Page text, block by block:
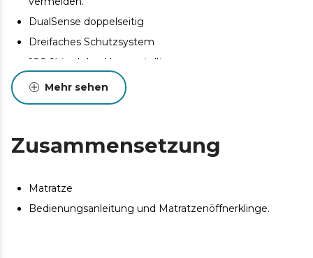
DualSense doppelseitig
Dreifaches Schutzsystem
100 % im Inland hergestellt
Entworfen und hergestellt in Valencia
Sorgfältiges und elegantes Design mit hochwertiger
Es kann zu geringfügigen Abweichungen zwischen
dem abgebildeten und dem gelieferten Produkt
Diese Abweichungen sind normal und beeinträchtigen
weder die Qualität noch die Funktionalität des Artikels.
Mehr sehen
Zusammensetzung
Matratze
Bedienungsanleitung und Matratzenöffnerklinge.